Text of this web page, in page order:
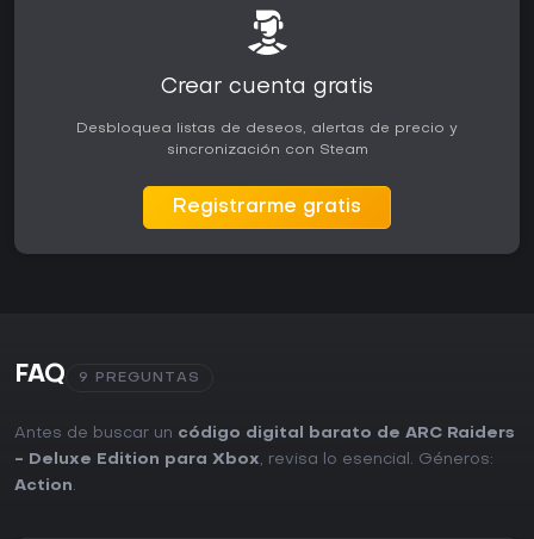
Crear cuenta gratis
Desbloquea listas de deseos, alertas de precio y
sincronización con Steam
Registrarme gratis
FAQ 9 PREGUNTAS
Antes de buscar un código digital barato de ARC Raiders
- Deluxe Edition para Xbox, revisa lo esencial. Géneros:
Action.